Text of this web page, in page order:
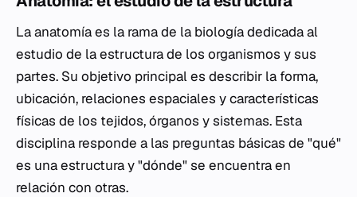
La anatomía es la rama de la biología dedicada al
estudio de la estructura de los organismos y sus
partes. Su objetivo principal es describir la forma,
ubicación, relaciones espaciales y características
físicas de los tejidos, órganos y sistemas. Esta
disciplina responde a las preguntas básicas de "qué"
es una estructura y "dónde" se encuentra en
relación con otras.